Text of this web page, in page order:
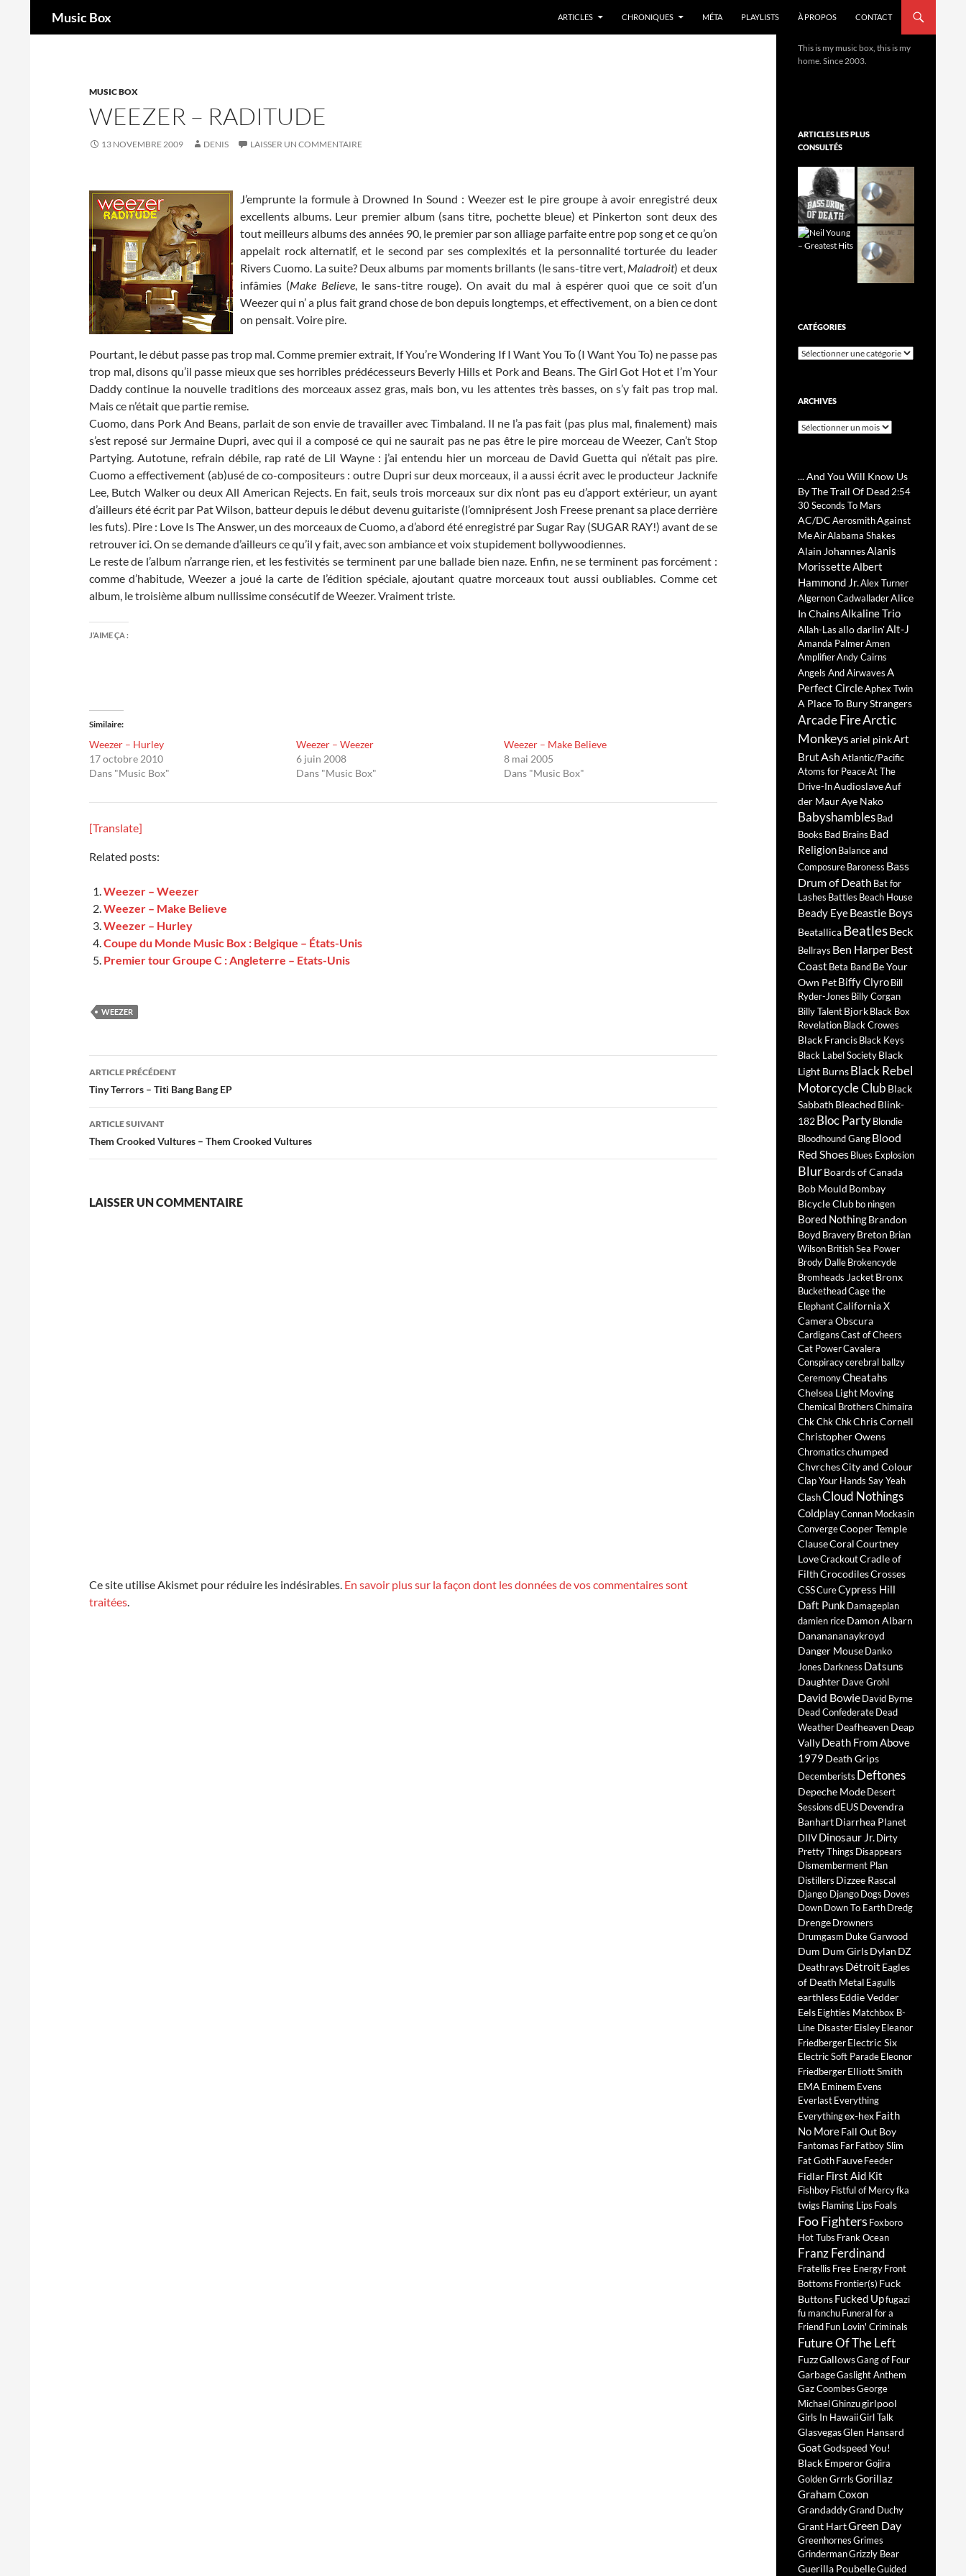
Music Box ARTICLES CHRONIQUES MÉTA PLAYLISTS À PROPOS CONTACT
MUSIC BOX
WEEZER – RADITUDE
13 NOVEMBRE 2009 DENIS LAISSER UN COMMENTAIRE
J’emprunte la formule à Drowned In Sound : Weezer est le pire groupe à avoir enregistré deux
excellents albums. Leur premier album (sans titre, pochette bleue) et Pinkerton sont deux des
tout meilleurs albums des années 90, le premier par son alliage parfaite entre pop song et ce qu’on
appelait rock alternatif, et le second par ses complexités et la personnalité torturée du leader
Rivers Cuomo. La suite? Deux albums par moments brillants (le sans-titre vert, Maladroit) et deux
infâmies (Make Believe, le sans-titre rouge). On avait du mal à espérer quoi que ce soit d’un
Weezer qui n’ a plus fait grand chose de bon depuis longtemps, et effectivement, on a bien ce dont
on pensait. Voire pire.
Pourtant, le début passe pas trop mal. Comme premier extrait, If You’re Wondering If I Want You To (I Want You To) ne passe pas
trop mal, disons qu’il passe mieux que ses horribles prédécesseurs Beverly Hills et Pork and Beans. The Girl Got Hot et I’m Your
Daddy continue la nouvelle traditions des morceaux assez gras, mais bon, vu les attentes très basses, on s’y fait pas trop mal.
Mais ce n’était que partie remise.
Cuomo, dans Pork And Beans, parlait de son envie de travailler avec Timbaland. Il ne l’a pas fait (pas plus mal, finalement) mais
s’est reposé sur Jermaine Dupri, avec qui il a composé ce qui ne saurait pas ne pas être le pire morceau de Weezer, Can’t Stop
Partying. Autotune, refrain débile, rap raté de Lil Wayne : j’ai entendu hier un morceau de David Guetta qui n’était pas pire.
Cuomo a effectivement (ab)usé de co-compositeurs : outre Dupri sur deux morceaux, il a aussi écrit avec le producteur Jacknife
Lee, Butch Walker ou deux All American Rejects. En fait, seuls trois morceaux sur dix n’ont pas eu d’apport extérieur, un ayant
d’ailleurs été écrit par Pat Wilson, batteur depuis le début devenu guitariste (l’omniprésent Josh Freese prenant sa place derrière
les futs). Pire : Love Is The Answer, un des morceaux de Cuomo, a d’abord été enregistré par Sugar Ray (SUGAR RAY!) avant de se
retrouver ici. On se demande d’ailleurs ce qu’il y fait, avec son ambiance et voix stupidement bollywoodiennes.
Le reste de l’album n’arrange rien, et les festivités se terminent par une ballade bien naze. Enfin, ne se terminent pas forcément :
comme d’habitude, Weezer a joué la carte de l’édition spéciale, ajoutant quatre morceaux tout aussi oubliables. Comme cet
album, le troisième album nullissime consécutif de Weezer. Vraiment triste.
J’AIME ÇA :
Similaire
Weezer – Hurley
17 octobre 2010
Dans "Music Box"
Weezer – Weezer
6 juin 2008
Dans "Music Box"
Weezer – Make Believe
8 mai 2005
Dans "Music Box"
[Translate]
Related posts:
Weezer – Weezer
Weezer – Make Believe
Weezer – Hurley
Coupe du Monde Music Box : Belgique – États-Unis
Premier tour Groupe C : Angleterre – Etats-Unis
WEEZER
Navigation
des
articles
ARTICLE PRÉCÉDENT
Tiny Terrors – Titi Bang Bang EP
ARTICLE SUIVANT
Them Crooked Vultures – Them Crooked Vultures
LAISSER UN COMMENTAIRE
Ce site utilise Akismet pour réduire les indésirables. En savoir plus sur la façon dont les données de vos commentaires sont
traitées.
This is my music box, this is my
home. Since 2003.
ARTICLES LES PLUS
CONSULTÉS
CATÉGORIES
Catégories
ARCHIVES
Archives
... And You Will Know Us
By The Trail Of Dead 2:54
30 Seconds To Mars
AC/DCAerosmithAgainst
MeAirAlabama Shakes
Alain JohannesAlanis
MorissetteAlbert
Hammond Jr.Alex Turner
Algernon CadwalladerAlice
In ChainsAlkaline Trio
Allah-Lasallo darlin'Alt-J
Amanda PalmerAmen
AmplifierAndy Cairns
Angels And AirwavesA
Perfect CircleAphex Twin
A Place To Bury Strangers
Arcade FireArctic
Monkeysariel pinkArt
BrutAshAtlantic/Pacific
Atoms for PeaceAt The
Drive-InAudioslaveAuf
der MaurAye Nako
BabyshamblesBad
Books Bad Brains Bad
ReligionBalance and
ComposureBaroness Bass
Drum of Death Bat for
Lashes Battles Beach House
Beady EyeBeastie Boys
BeatallicaBeatlesBeck
Bellrays Ben HarperBest
CoastBeta BandBe Your
Own PetBiffy ClyroBill
Ryder-Jones Billy Corgan
Billy TalentBjorkBlack Box
RevelationBlack Crowes
Black FrancisBlack Keys
Black Label SocietyBlack
Light Burns Black Rebel
Motorcycle Club Black
Sabbath Bleached Blink-
182 Bloc PartyBlondie
Bloodhound GangBlood
Red ShoesBlues Explosion
BlurBoards of Canada
Bob Mould Bombay
Bicycle Clubbo ningen
Bored NothingBrandon
Boyd BraveryBreton Brian
WilsonBritish Sea Power
Brody DalleBrokencyde
Bromheads JacketBronx
BucketheadCage the
ElephantCalifornia X
Camera Obscura
CardigansCast of Cheers
Cat PowerCavalera
Conspiracycerebral ballzy
CeremonyCheatahs
Chelsea Light Moving
Chemical BrothersChimaira
Chk Chk ChkChris Cornell
Christopher Owens
Chromaticschumped
ChvrchesCity and Colour
Clap Your Hands Say Yeah
ClashCloud Nothings
ColdplayConnan Mockasin
ConvergeCooper Temple
ClauseCoralCourtney
LoveCrackoutCradle of
FilthCrocodilesCrosses
CSSCureCypress Hill
Daft PunkDamageplan
damien riceDamon Albarn
Dananananaykroyd
Danger MouseDanko
Jones Darkness Datsuns
DaughterDave Grohl
David BowieDavid Byrne
Dead ConfederateDead
WeatherDeafheaven Deap
VallyDeath From Above
1979 Death Grips
Decemberists Deftones
Depeche ModeDesert
SessionsdEUSDevendra
BanhartDiarrhea Planet
DIIVDinosaur Jr.Dirty
Pretty Things Disappears
Dismemberment Plan
Distillers Dizzee Rascal
Django DjangoDogs Doves
DownDown To EarthDredg
DrengeDrowners
Drumgasm Duke Garwood
Dum Dum GirlsDylan DZ
DeathraysDétroit Eagles
of Death Metal Eagulls
earthlessEddie Vedder
EelsEighties Matchbox B-
Line DisasterEisleyEleanor
FriedbergerElectric Six
Electric Soft ParadeEleonor
FriedbergerElliott Smith
EMA Eminem Evens
EverlastEverything
Everythingex-hexFaith
No MoreFall Out Boy
Fantomas FarFatboy Slim
Fat GothFauveFeeder
FidlarFirst Aid Kit
FishboyFistful of Mercyfka
twigs Flaming Lips Foals
Foo Fighters Foxboro
Hot Tubs Frank Ocean
Franz Ferdinand
Fratellis Free EnergyFront
Bottoms Frontier(s) Fuck
ButtonsFucked Upfugazi
fu manchuFuneral for a
FriendFun Lovin' Criminals
Future Of The Left
FuzzGallowsGang of Four
GarbageGaslight Anthem
Gaz CoombesGeorge
MichaelGhinzugirlpool
Girls In HawaiiGirl Talk
GlasvegasGlen Hansard
GoatGodspeed You!
Black EmperorGojira
Golden GrrrlsGorillaz
Graham Coxon
GrandaddyGrand Duchy
Grant HartGreen Day
GreenhornesGrimes
GrindermanGrizzly Bear
Guerilla PoubelleGuided